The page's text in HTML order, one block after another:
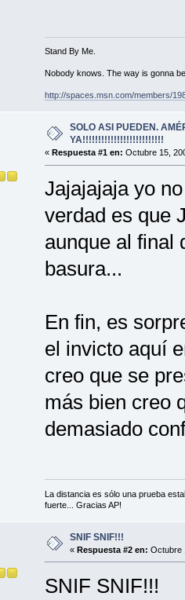
Stand By Me.
Nobody knows. The way is gonna
http://spaces.msn.com/members/
SOLO ASI PUEDEN.
YA!!!!!!!!!!!!!!!!!!!!!!!!!!
« Respuesta #1 en: Octubre 15,
Jajajajaja yo
verdad es que
aunque al final
basura...
En fin, es
el invicto aquí
creo que se
más bien creo
demasiado
La distancia es sólo una prueba
fuerte... Gracias AP!
SNIF SNIF!!!
« Respuesta #2 en: Octubre
SNIF SNIF!!!